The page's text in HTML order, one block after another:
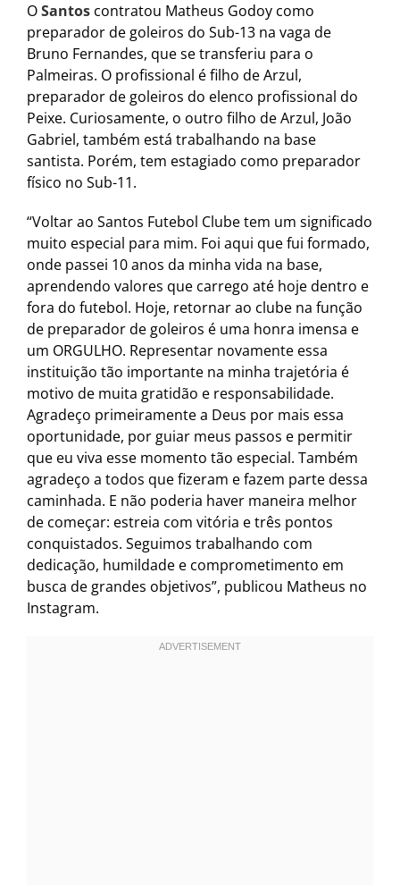
OSantos contratou Matheus Godoy como
preparador de goleiros do Sub-13 na vaga de
Bruno Fernandes, que se transferiu para o
Palmeiras. O profissional é filho de Arzul,
preparador de goleiros do elenco profissional do
Peixe. Curiosamente, o outro filho de Arzul, João
Gabriel, também está trabalhando na base
santista. Porém, tem estagiado como preparador
físico no Sub-11.
“Voltar ao Santos Futebol Clube tem um significado
muito especial para mim. Foi aqui que fui formado,
onde passei 10 anos da minha vida na base,
aprendendo valores que carrego até hoje dentro e
fora do futebol. Hoje, retornar ao clube na função
de preparador de goleiros é uma honra imensa e
um ORGULHO. Representar novamente essa
instituição tão importante na minha trajetória é
motivo de muita gratidão e responsabilidade.
Agradeço primeiramente a Deus por mais essa
oportunidade, por guiar meus passos e permitir
que eu viva esse momento tão especial. Também
agradeço a todos que fizeram e fazem parte dessa
caminhada. E não poderia haver maneira melhor
de começar: estreia com vitória e três pontos
conquistados. Seguimos trabalhando com
dedicação, humildade e comprometimento em
busca de grandes objetivos”, publicou Matheus no
Instagram.